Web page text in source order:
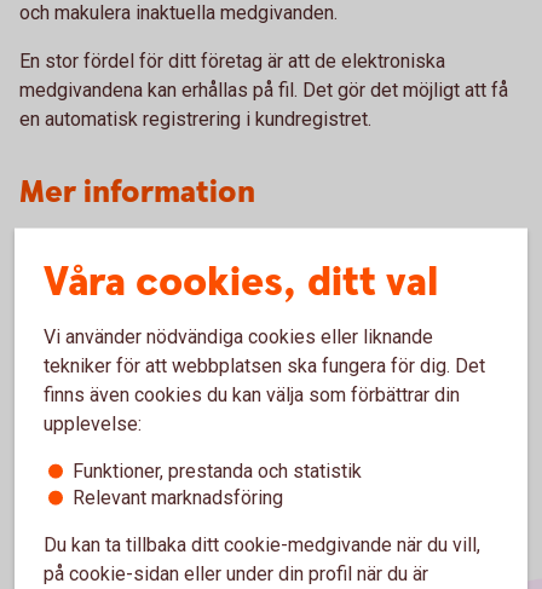
och makulera inaktuella medgivanden.
En stor fördel för ditt företag är att de elektroniska
medgivandena kan erhållas på fil. Det gör det möjligt att få
en automatisk registrering i kundregistret.
Mer information
Bankgiroservice, telefon 08-725 6080
Våra cookies, ditt val
Vi använder nödvändiga cookies eller liknande
tekniker för att webbplatsen ska fungera för dig. Det
finns även cookies du kan välja som förbättrar din
upplevelse:
Funktioner, prestanda och statistik
Relevant marknadsföring
Du kan ta tillbaka ditt cookie-medgivande när du vill,
på cookie-sidan eller under din profil när du är